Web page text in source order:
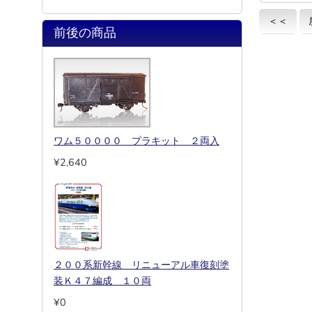
＜＜
前後の商品
ワム５００００ プラキット ２両入
¥2,640
２００系新幹線 リニューアル車復刻塗
装Ｋ４７編成 １０両
¥0